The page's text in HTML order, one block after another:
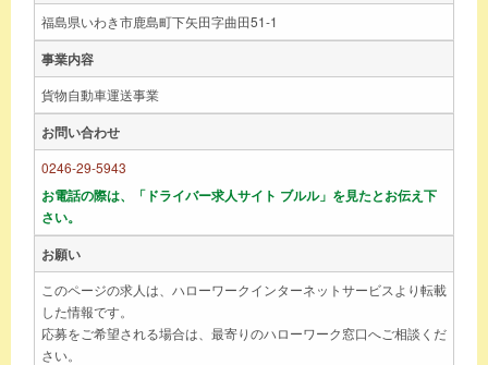
福島県いわき市鹿島町下矢田字曲田51-1
事業内容
貨物自動車運送事業
お問い合わせ
0246-29-5943
お電話の際は、「ドライバー求人サイト ブルル」を見たとお伝え下
さい。
お願い
このページの求人は、ハローワークインターネットサービスより転載
した情報です。
応募をご希望される場合は、最寄りのハローワーク窓口へご相談くだ
さい。